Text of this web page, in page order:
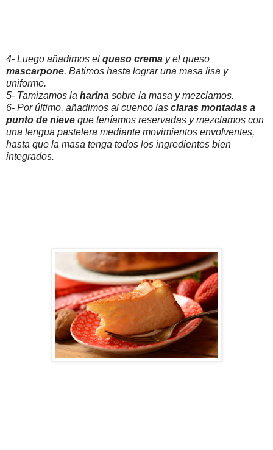
4- Luego añadimos el queso crema y el queso
mascarpone. Batimos hasta lograr una masa lisa y
uniforme.
5- Tamizamos la harina sobre la masa y mezclamos.
6- Por último, añadimos al cuenco las claras montadas a
punto de nieve que teníamos reservadas y mezclamos con
una lengua pastelera mediante movimientos envolventes,
hasta que la masa tenga todos los ingredientes bien
integrados.